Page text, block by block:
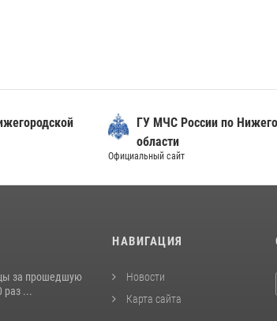
ГУ МЧС России по
области
Официальный сайт
за прошедшую
раз ...
НАВИГАЦИЯ
Новости
Карта сайта